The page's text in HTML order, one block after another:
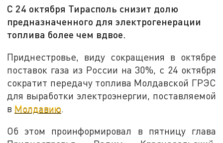
С 24 октября Тирасполь снизит долю
предназначенного для электрогенерации
топлива более чем вдвое.
Приднестровье, виду сокращения в октябре
поставок газа из России на 30%, с 24 октября
сократит передачу топлива Молдавской ГРЭС
для выработки электроэнергии, поставляемой
в Молдавию.
Об этом проинформировал в пятницу глава